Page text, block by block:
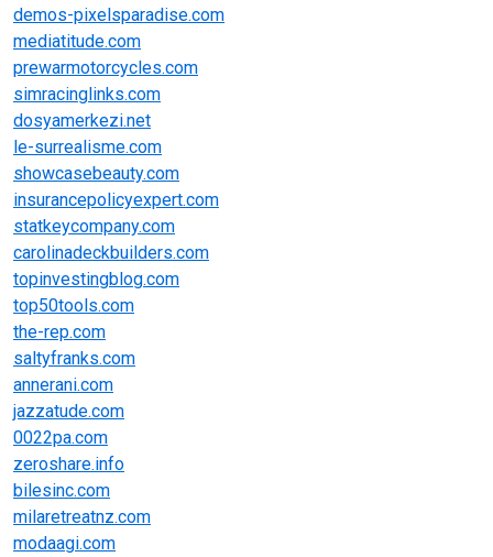
demos-pixelsparadise.com
mediatitude.com
prewarmotorcycles.com
simracinglinks.com
dosyamerkezi.net
le-surrealisme.com
showcasebeauty.com
insurancepolicyexpert.com
statkeycompany.com
carolinadeckbuilders.com
topinvestingblog.com
top50tools.com
the-rep.com
saltyfranks.com
annerani.com
jazzatude.com
0022pa.com
zeroshare.info
bilesinc.com
milaretreatnz.com
modaagi.com